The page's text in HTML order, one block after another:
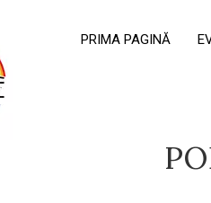
PRIMA PAGINĂ